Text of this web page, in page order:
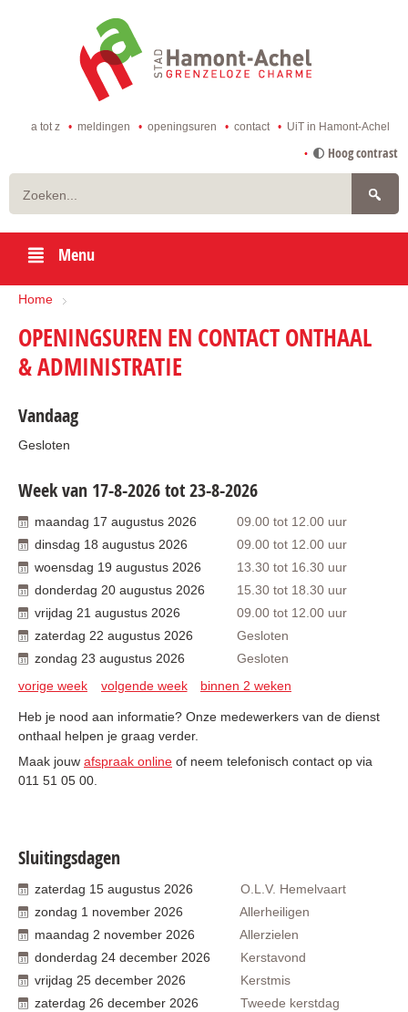
de
a tot z meldingen openingsuren contact UiT in Hamont-Achel
Hoog contrast
Menu
Home
OPENINGSUREN EN CONTACT ONTHAAL
& ADMINISTRATIE
Vandaag
Gesloten
Week van 17-8-2026 tot 23-8-2026
maandag 17 augustus 2026 09.00 tot 12.00 uur
dinsdag 18 augustus 2026 09.00 tot 12.00 uur
woensdag 19 augustus 2026 13.30 tot 16.30 uur
donderdag 20 augustus 2026 15.30 tot 18.30 uur
vrijdag 21 augustus 2026 09.00 tot 12.00 uur
zaterdag 22 augustus 2026
Gesloten
zondag 23 augustus 2026
Gesloten
vorige week
volgende week binnen 2 weken
Heb je nood aan informatie? Onze medewerkers van de dienst
onthaal helpen je graag verder.
Maak jouw afspraak online of neem telefonisch contact op via
011 51 05 00.
Sluitingsdagen
zaterdag 15 augustus 2026
O.L.V. Hemelvaart
zondag 1 november 2026
Allerheiligen
maandag 2 november 2026
Allerzielen
donderdag 24 december 2026
Kerstavond
vrijdag 25 december 2026
Kerstmis
zaterdag 26 december 2026
Tweede kerstdag